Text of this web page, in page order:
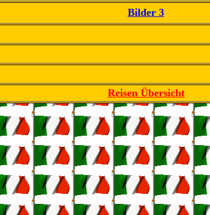
Bilder 3
Reisen Übersicht